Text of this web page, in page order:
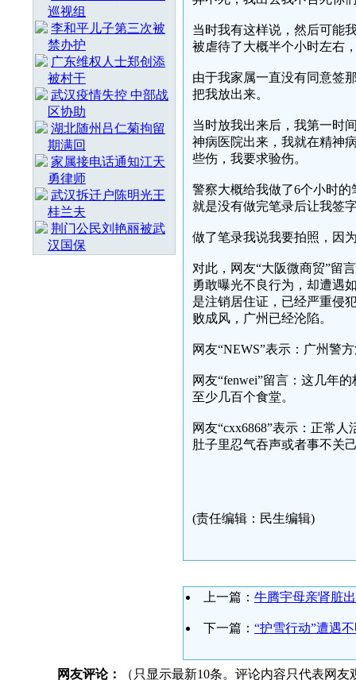
巡视组
李和平儿子第三次被
禁办护
广东维权人士郑创添
被村干
武汉疫情失控 中部战
区协助
湖北随州吕仁菊拘留
期满回
家属接电话通知江天
勇律师
武汉拆迁户陈明光王
桂兰夫
荆门公民刘艳丽被武
汉国保
当时我有这样说，然后可能
被虐待了大概半个小时左右
由于我家属一直没有同意签
把我放出来。
当时放我出来后，我第一时
神病医院出来，我就在精神
些伤，我要求验伤。
警察大概给我做了6个小时
就是没有做完笔录后让我签
做了笔录我说我要拍照，因
对此，网友“大阪微商贸”留
勇敢曝光不良行为，却遭遇
是注销居住证，已经严重侵
败成风，广州已经沦陷。
网友“NEWS”表示：广州警
网友“fenwei”留言：这几年
至少几百个食堂。
网友“cxx6868”表示：正常
肚子里忍气吞声或者事不关
(责任编辑：民生编辑)
上一篇： 牛腾宇母亲肾脏
下一篇： “护雪行动”遭遇
网友评论： （只显示最新10条。评论内容只代表网